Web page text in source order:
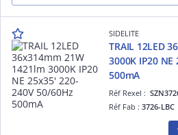
SIDELITE
TRAIL 12LED
3000K IP20
500mA
Réf Rexel :
Réf Fab :3726-LBC